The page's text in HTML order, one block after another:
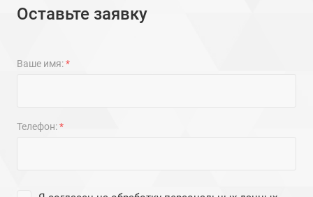
Оставьте заявку
Ваше имя:*
Телефон:*